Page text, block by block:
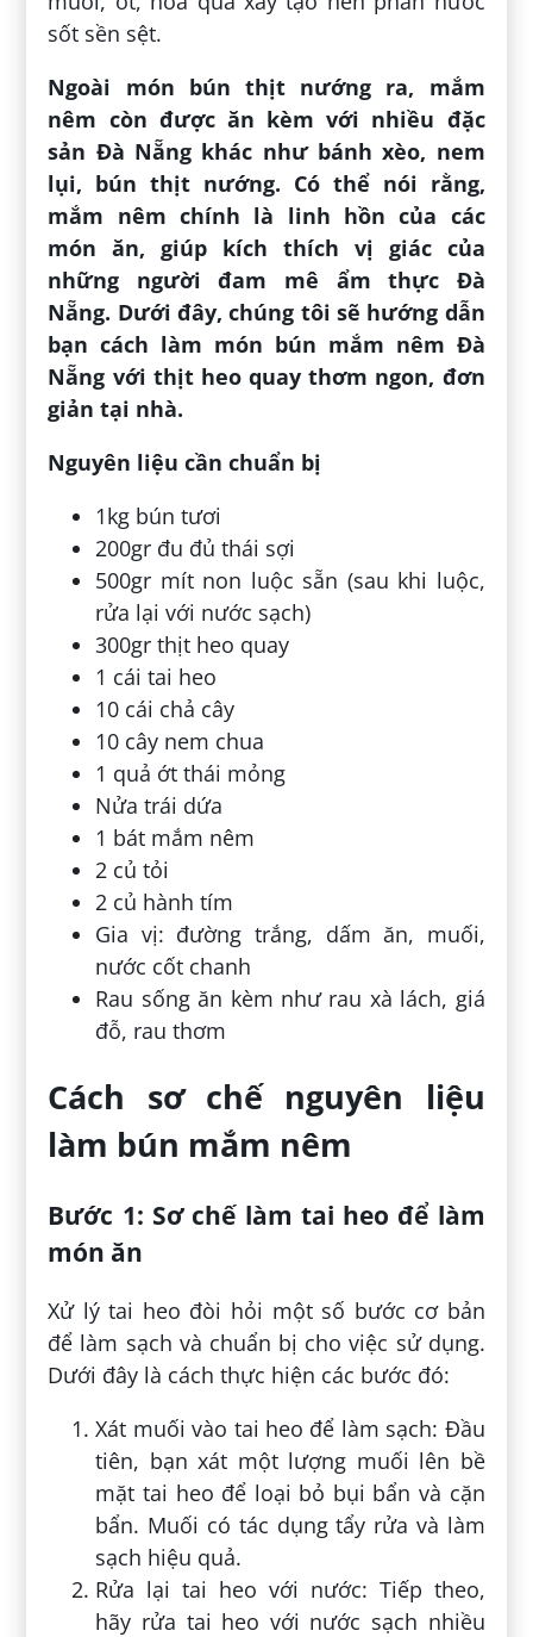
sốt sền sệt.
Ngoài món bún thịt nướng ra, mắm
nêm còn được ăn kèm với nhiều đặc
sản Đà Nẵng khác như bánh xèo, nem
lụi, bún thịt nướng. Có thể nói rằng,
mắm nêm chính là linh hồn của các
món ăn, giúp kích thích vị giác của
những người đam mê ẩm thực Đà
Nẵng. Dưới đây, chúng tôi sẽ hướng dẫn
bạn cách làm món bún mắm nêm Đà
Nẵng với thịt heo quay thơm ngon, đơn
giản tại nhà.
Nguyên liệu cần chuẩn bị
1kg bún tươi
200gr đu đủ thái sợi
500gr mít non luộc sẵn (sau khi luộc,
rửa lại với nước sạch)
300gr thịt heo quay
1 cái tai heo
10 cái chả cây
10 cây nem chua
1 quả ớt thái mỏng
Nửa trái dứa
1 bát mắm nêm
2 củ tỏi
2 củ hành tím
Gia vị: đường trắng, dấm ăn, muối,
nước cốt chanh
Rau sống ăn kèm như rau xà lách, giá
đỗ, rau thơm
Cách sơ chế nguyên liệu
làm bún mắm nêm
Bước 1: Sơ chế làm tai heo để làm
món ăn
Xử lý tai heo đòi hỏi một số bước cơ bản
để làm sạch và chuẩn bị cho việc sử dụng.
Dưới đây là cách thực hiện các bước đó:
Xát muối vào tai heo để làm sạch: Đầu
tiên, bạn xát một lượng muối lên bề
mặt tai heo để loại bỏ bụi bẩn và cặn
bẩn. Muối có tác dụng tẩy rửa và làm
sạch hiệu quả.
Rửa lại tai heo với nước: Tiếp theo,
hãy rửa tai heo với nước sạch nhiều